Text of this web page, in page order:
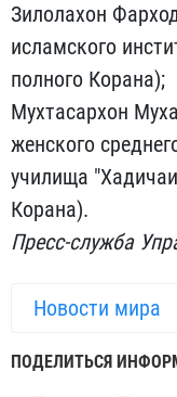
Зилолахон
исламского
полного Корана);
Мухтасархон
женского
училища
Корана).
Пресс-служба
Новости мира
ПОДЕЛИТЬСЯ